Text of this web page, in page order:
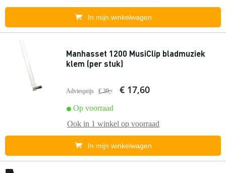
In mijn winkelwagen
Manhasset 1200 MusiClip bladmuziek
klem (per stuk)
Adviesprijs € 39,- € 17,60
Op voorraad
Ook in 1 winkel op voorraad
In mijn winkelwagen